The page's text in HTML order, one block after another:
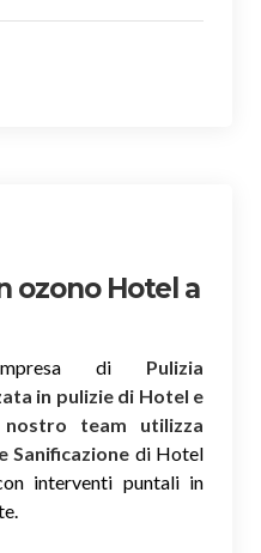
ozono Hotel a
di Pulizia
in pulizie di Hotel e
team utilizza
Sanificazione di Hotel
interventi puntali in